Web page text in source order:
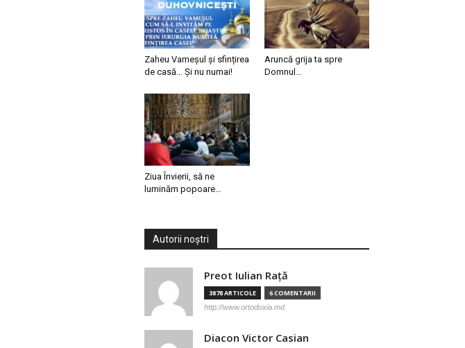
Zaheu Vameșul și sfințirea
de casă… Și nu numai!
Aruncă grija ta spre
Domnul…
Ziua Învierii, să ne
luminăm popoare…
Autorii noștri
Preot Iulian Raţă
3878 ARTICOLE 6 COMENTARII
http://www.ortodoxia.md
Diacon Victor Casian